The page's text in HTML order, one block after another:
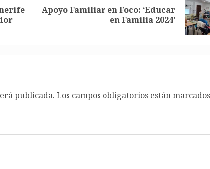
Entrada
Siguiente
Apoyo Familiar en Foco: ‘Educar
en Familia 2024’
publicada. Los campos obligatorios están marcados